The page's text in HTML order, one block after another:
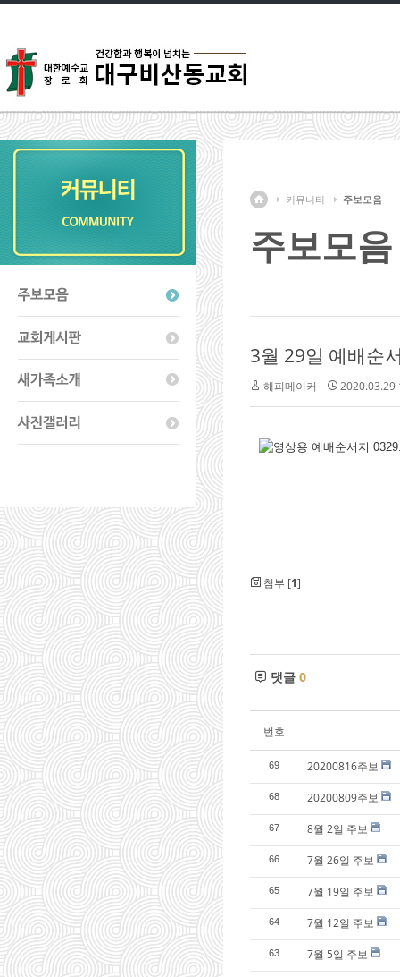
커뮤니티 주보모음
주보모음
3월 29일 예배순
해피메이커 2020.03.29
첨부 [1]
댓글 0
번호
69 20200816주보
68 20200809주보
67 8월 2일 주보
66 7월 26일 주보
65 7월 19일 주보
64 7월 12일 주보
63 7월 5일 주보